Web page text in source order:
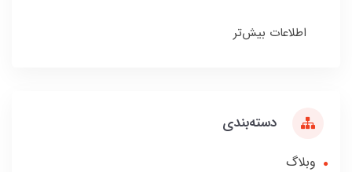
اطلاعات بیش‌تر
دسته‌بندی
وبلاگ